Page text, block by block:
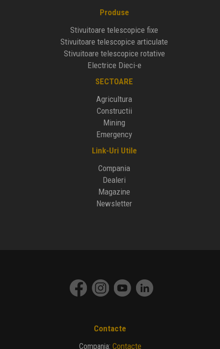
Produse
Stivuitoare telescopice fixe
Stivuitoare telescopice articulate
Stivuitoare telescopice rotative
Electrice Dieci-e
SECTOARE
Agricultura
Constructii
Mining
Emergency
Link-Uri Utile
Compania
Dealeri
Magazine
Newsletter
Contacte
Compania: Contacte